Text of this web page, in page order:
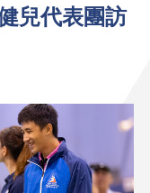
兒代表團訪